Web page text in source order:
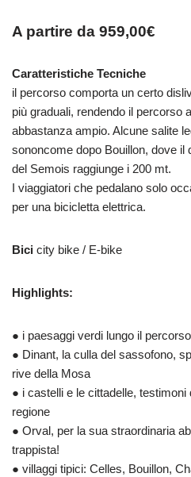
A partire da 959,00€
Caratteristiche Tecniche
il percorso comporta un certo
più graduali, rendendo il percorso
abbastanza ampio. Alcune salite
sononcome dopo Bouillon, dove il
del Semois raggiunge i 200 mt.
I viaggiatori che pedalano solo
per una bicicletta elettrica.
Bici city bike / E-bike
Highlights:
● i paesaggi verdi lungo il percorso
● Dinant, la culla del sassofono,
rive della Mosa
● i castelli e le cittadelle,
regione
● Orval, per la sua straordinaria
trappista!
● villaggi tipici: Celles, Bouillon,